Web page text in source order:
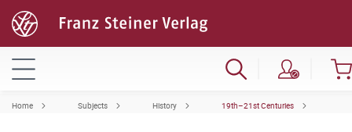
Home Subjects History 19th–21st Centuries